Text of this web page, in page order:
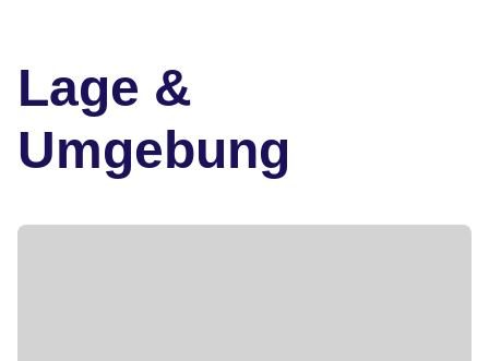
Lage &
Umgebung